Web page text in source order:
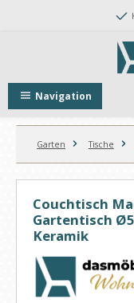
Zum Hauptinhalt springen
Navigation
Garten Tische
Couchtisch
Gartentisch
Keramik